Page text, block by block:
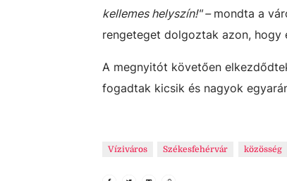
kellemes helyszín!" – mondta a
rengeteget dolgoztak azon, hogy
A megnyitót követően
fogadtak kicsik és nagyok
Víziváros Székesfehérvár közösség